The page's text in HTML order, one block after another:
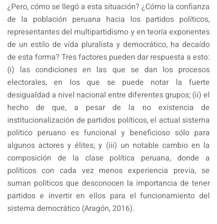
¿Pero, cómo se llegó a esta situación? ¿Cómo la confianza
de la población peruana hacia los partidos políticos,
representantes del multipartidismo y en teoría exponentes
de un estilo de vida pluralista y democrático, ha decaído
de esta forma? Tres factores pueden dar respuesta a esto:
(i) las condiciones en las que se dan los procesos
electorales, en los que se puede notar la fuerte
desigualdad a nivel nacional entre diferentes grupos; (ii) el
hecho de que, a pesar de la no existencia de
institucionalización de partidos políticos, el actual sistema
político peruano es funcional y beneficioso sólo para
algunos actores y élites; y (iii) un notable cambio en la
composición de la clase política peruana, donde a
políticos con cada vez menos experiencia previa, se
suman políticos que desconocen la importancia de tener
partidos e invertir en ellos para el funcionamiento del
sistema democrático (Aragón, 2016).